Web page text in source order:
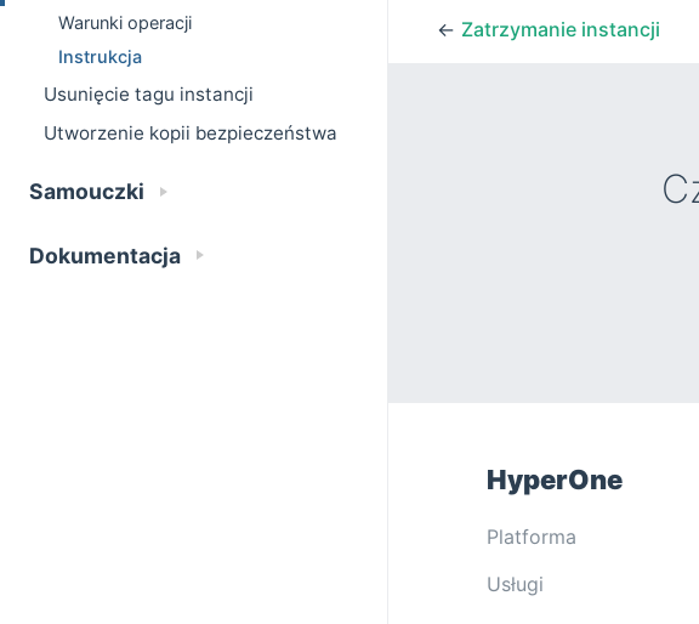
Warunki operacji
Instrukcja
Usunięcie tagu instancji
Utworzenie kopii bezpieczeństwa
Samouczki
Dokumentacja
← Zatrzymanie instancji
HyperOne
Platforma
Usługi